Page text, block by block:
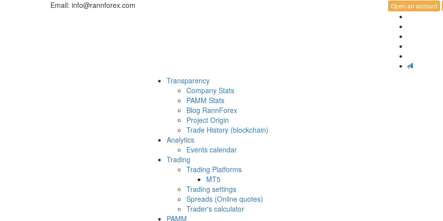
Email: info@rannforex.com Open an account
Transparency
Company Stats
PAMM Stats
Blog RannForex
Project Origin
Trade History (blockchain)
Analytics
Events calendar
Trading
Trading Platforms
MT5
Trading settings
Spreads (Online quotes)
Trader's calculator
PAMM